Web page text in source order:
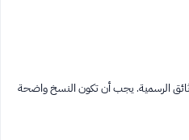
الرسمية. يجب أن تكون النسخ واضحة